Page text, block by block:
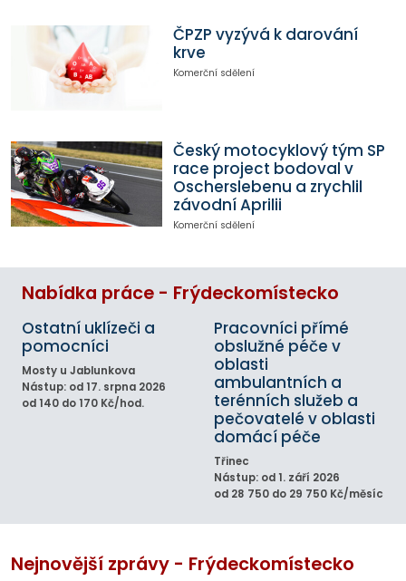
ČPZP vyzývá k darování
krve
Komerční sdělení
Český motocyklový tým SP
race project bodoval v
Oscherslebenu a zrychlil
závodní Aprilii
Komerční sdělení
Nabídka práce - Frýdeckomístecko
Ostatní uklízeči a
pomocníci
Mosty u Jablunkova
Nástup: od 17. srpna 2026
od 140 do 170 Kč/hod.
Pracovníci přímé
obslužné péče v
oblasti
ambulantních a
terénních služeb a
pečovatelé v oblasti
domácí péče
Třinec
Nástup: od 1. září 2026
od 28 750 do 29 750 Kč/měsíc
Nejnovější zprávy - Frýdeckomístecko